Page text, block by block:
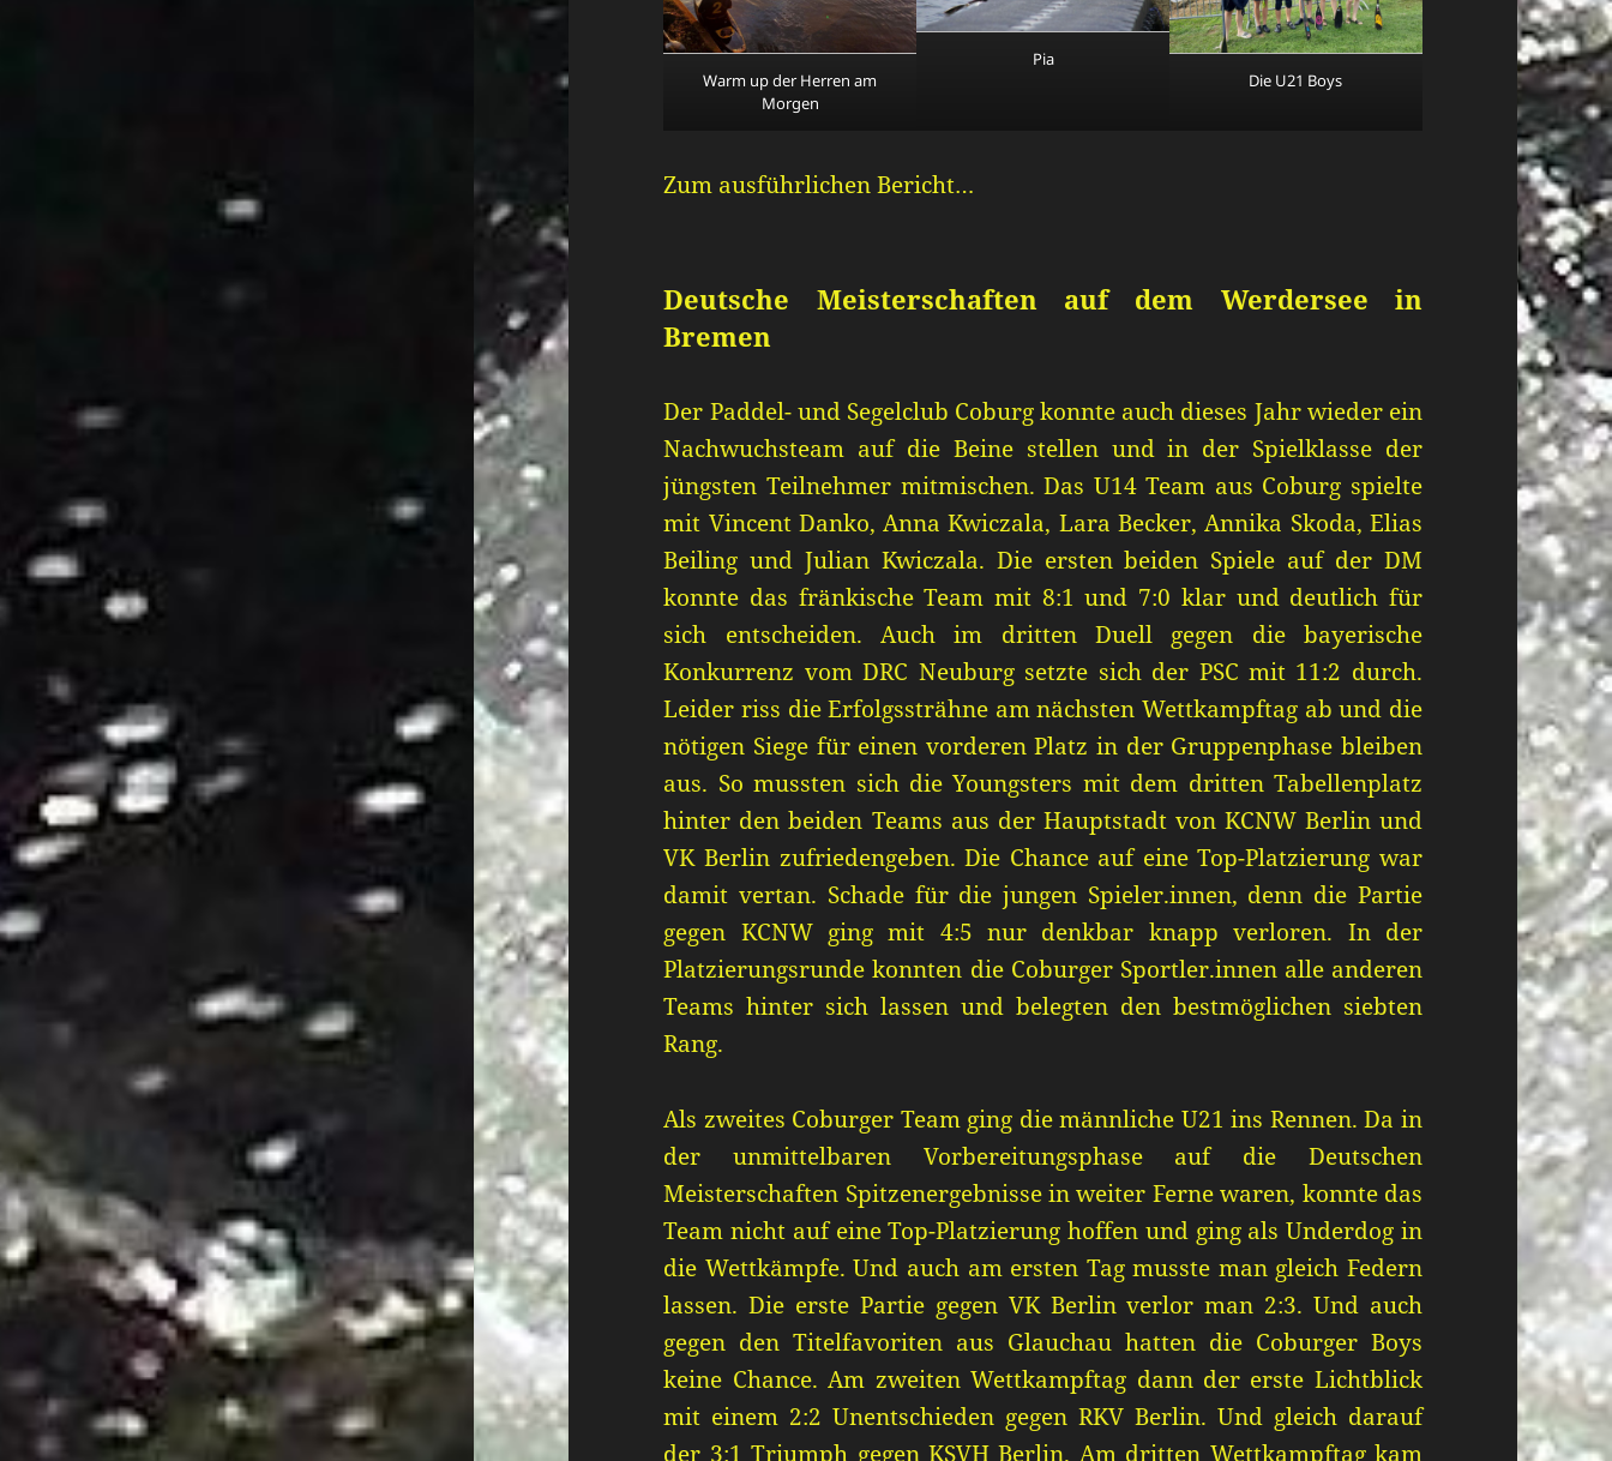
Warm up der Herren am
Morgen
Pia
Die U21 Boys
Zum ausführlichen Bericht…
Deutsche Meisterschaften auf dem Werdersee in
Bremen
Der Paddel- und Segelclub Coburg konnte auch dieses Jahr wieder ein
Nachwuchsteam auf die Beine stellen und in der Spielklasse der
jüngsten Teilnehmer mitmischen. Das U14 Team aus Coburg spielte
mit Vincent Danko, Anna Kwiczala, Lara Becker, Annika Skoda, Elias
Beiling und Julian Kwiczala. Die ersten beiden Spiele auf der DM
konnte das fränkische Team mit 8:1 und 7:0 klar und deutlich für
sich entscheiden. Auch im dritten Duell gegen die bayerische
Konkurrenz vom DRC Neuburg setzte sich der PSC mit 11:2 durch.
Leider riss die Erfolgssträhne am nächsten Wettkampftag ab und die
nötigen Siege für einen vorderen Platz in der Gruppenphase bleiben
aus. So mussten sich die Youngsters mit dem dritten Tabellenplatz
hinter den beiden Teams aus der Hauptstadt von KCNW Berlin und
VK Berlin zufriedengeben. Die Chance auf eine Top-Platzierung war
damit vertan. Schade für die jungen Spieler.innen, denn die Partie
gegen KCNW ging mit 4:5 nur denkbar knapp verloren. In der
Platzierungsrunde konnten die Coburger Sportler.innen alle anderen
Teams hinter sich lassen und belegten den bestmöglichen siebten
Rang.
Als zweites Coburger Team ging die männliche U21 ins Rennen. Da in
der unmittelbaren Vorbereitungsphase auf die Deutschen
Meisterschaften Spitzenergebnisse in weiter Ferne waren, konnte das
Team nicht auf eine Top-Platzierung hoffen und ging als Underdog in
die Wettkämpfe. Und auch am ersten Tag musste man gleich Federn
lassen. Die erste Partie gegen VK Berlin verlor man 2:3. Und auch
gegen den Titelfavoriten aus Glauchau hatten die Coburger Boys
keine Chance. Am zweiten Wettkampftag dann der erste Lichtblick
mit einem 2:2 Unentschieden gegen RKV Berlin. Und gleich darauf
der 3:1 Triumph gegen KSVH Berlin. Am dritten Wettkampftag kam